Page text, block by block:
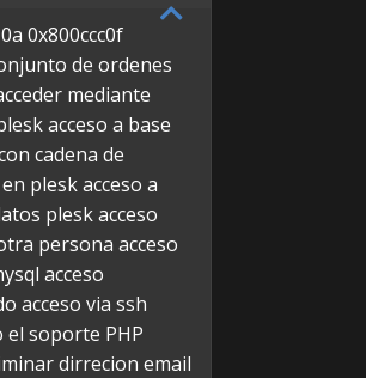
0x800ccc0f
de ordenes
mediante
acceso a base
cadena de
pleskacceso a
pleskacceso
persona acceso
acceso
acceso via ssh
el soporte PHP
dirrecion email